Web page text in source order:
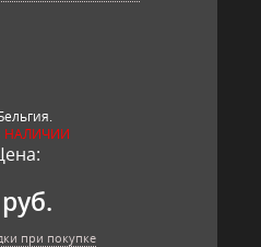
НАЛИЧИИ
при покупке